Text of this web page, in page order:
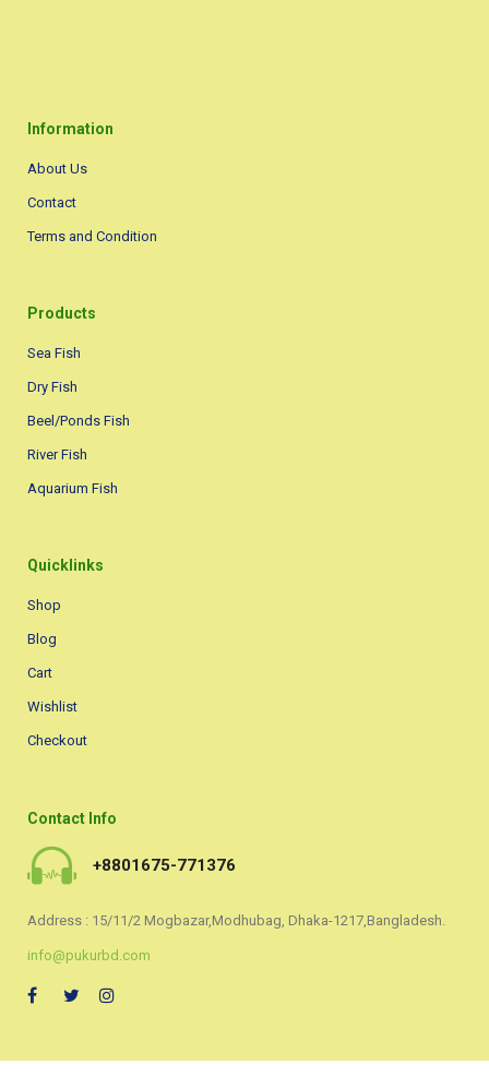
Information
About Us
Contact
Terms and Condition
Products
Sea Fish
Dry Fish
Beel/Ponds Fish
River Fish
Aquarium Fish
Quicklinks
Shop
Blog
Cart
Wishlist
Checkout
Contact Info
+8801675-771376
Address : 15/11/2 Mogbazar,Modhubag, Dhaka-1217,Bangladesh.
info@pukurbd.com